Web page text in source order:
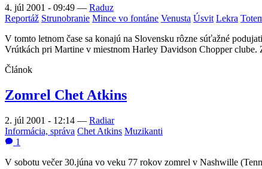
4. júl 2001 - 09:49 — Raduz
Reportáž Strunobranie Mince vo fontáne Venusta Úsvit Lekra
V tomto letnom čase sa konajú na Slovensku rôzne súťažné
Vrútkách pri Martine v miestnom Harley Davidson Chopper
Článok
Zomrel Chet Atkins
2. júl 2001 - 12:14 — Radiar
Informácia, správa Chet Atkins Muzikanti
1
V sobotu večer 30.júna vo veku 77 rokov zomrel v Nashwille